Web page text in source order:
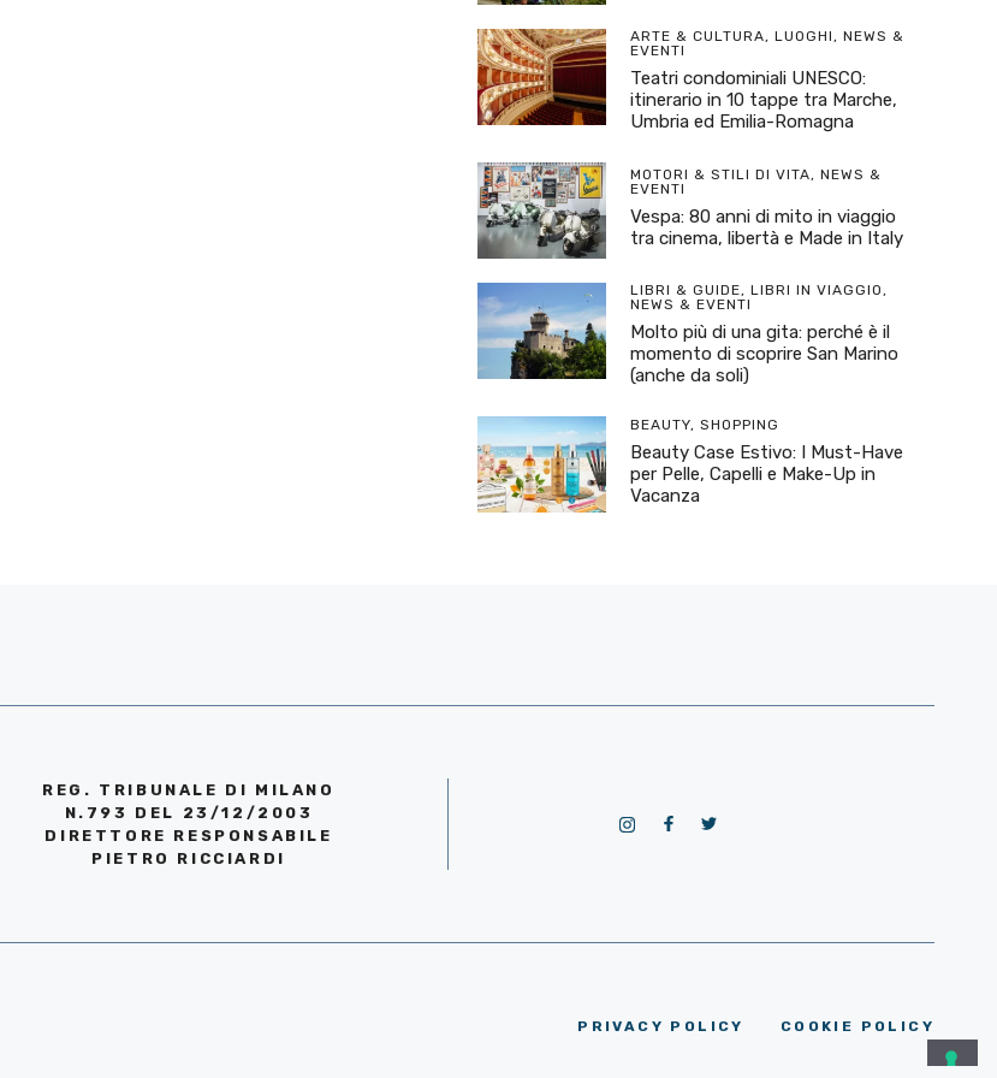
ARTE & CULTURA, LUOGHI, NEWS &
EVENTI
Teatri condominiali UNESCO:
itinerario in 10 tappe tra Marche,
Umbria ed Emilia-Romagna
MOTORI & STILI DI VITA, NEWS &
EVENTI
Vespa: 80 anni di mito in viaggio
tra cinema, libertà e Made in Italy
LIBRI & GUIDE, LIBRI IN VIAGGIO,
NEWS & EVENTI
Molto più di una gita: perché è il
momento di scoprire San Marino
(anche da soli)
BEAUTY, SHOPPING
Beauty Case Estivo: I Must-Have
per Pelle, Capelli e Make-Up in
Vacanza
REG. TRIBUNALE DI MILANO
N.793 DEL 23/12/2003
DIRETTORE RESPONSABILE
PIETRO RICCIARDI
PRIVACY POLICY COOKIE POLICY